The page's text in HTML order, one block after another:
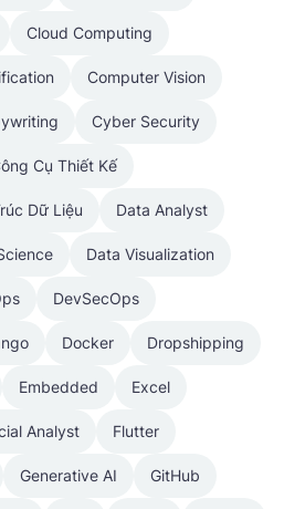
Cloud Computing
Computer Vision
Cyber Security
Cụ Thiết Kế
Dữ Liệu Data Analyst
Data Visualization
DevSecOps
Docker Dropshipping
Embedded Excel
Analyst Flutter
Generative AI GitHub